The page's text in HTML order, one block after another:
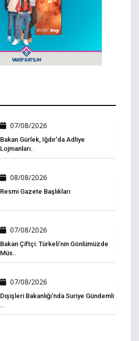
07/08/2026
Bakan Gürlek, Iğdır'da Adliye
Lojmanları..
08/08/2026
Resmi Gazete Başlıkları
07/08/2026
Bakan Çiftçi: Türkeli’nin Gönlümüzde
Müs..
07/08/2026
Dışişleri Bakanlığı'nda Suriye Gündemli
..